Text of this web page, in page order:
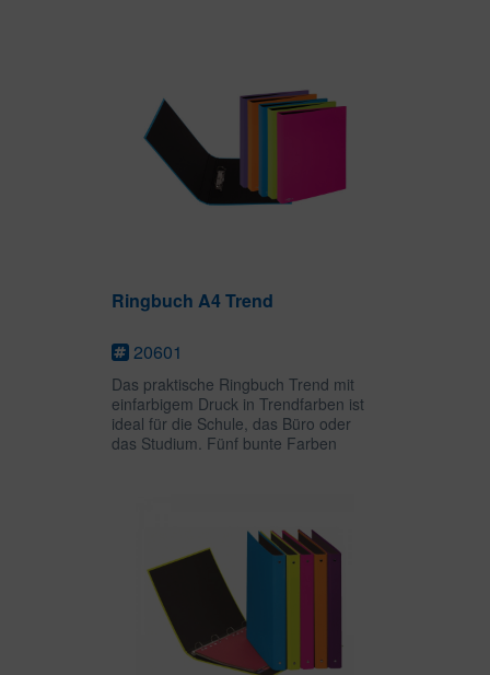
Ringbuch A4 Trend
20601
Das praktische Ringbuch Trend mit
einfarbigem Druck in Trendfarben ist
ideal für die Schule, das Büro oder
das Studium. Fünf bunte Farben